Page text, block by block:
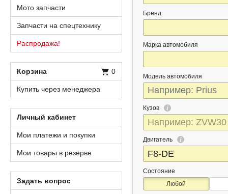
Бренд
Марка автомобиля
Модель автомобиля
Кузов
Двигатель
Состояние
Любой
Мото запчасти
Запчасти на спецтехнику
Распродажа!
Корзина 0
Купить через менеджера
Личный кабинет
Мои платежи и покупки
Мои товары в резерве
Задать вопрос